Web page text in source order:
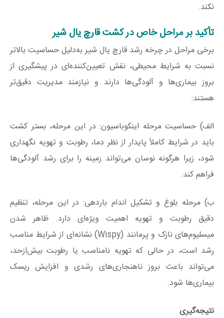
نکند.
تأکید بر مراحل خاص در کشت قارچ یال شیر
برخی مراحل در چرخه رشد قارچ یال شیر به‌دلیل حساسیت بالاتر
نسبت به شرایط محیطی، نقش تعیین‌کننده‌ای در پیشگیری از
بروز بیماری‌ها و آلودگی‌ها دارند و نیازمند مدیریت دقیق‌تر
هستند:
الف) حساسیت مرحله اینکوباسیون: در این مرحله، بستر کشت
باید در شرایط کاملاً پایدار از نظر دما، رطوبت و تهویه نگهداری
شود، زیرا هرگونه نوسان می‌تواند زمینه را برای رشد آلودگی‌ها
فراهم کند.
ب) مرحله بلوغ و تشکیل اندام باردهی: در این مرحله، تنظیم
دقیق رطوبت و تهویه اهمیت ویژه‌ای دارد. ظاهر شدن
میسلیوم‌های نازک و پرمانند (Wispy) نشانه‌ای از شرایط مناسب
رشد است، در حالی که تهویه نامناسب یا رطوبت بیش‌ازحد،
می‌تواند باعث بروز ناهنجاری‌های رشدی و افزایش ریسک
بیماری‌ها شود.
نتیجه‌گیری